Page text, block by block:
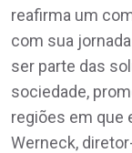
reafirma um
com sua
ser parte das
sociedade,
regiões em que
Werneck,